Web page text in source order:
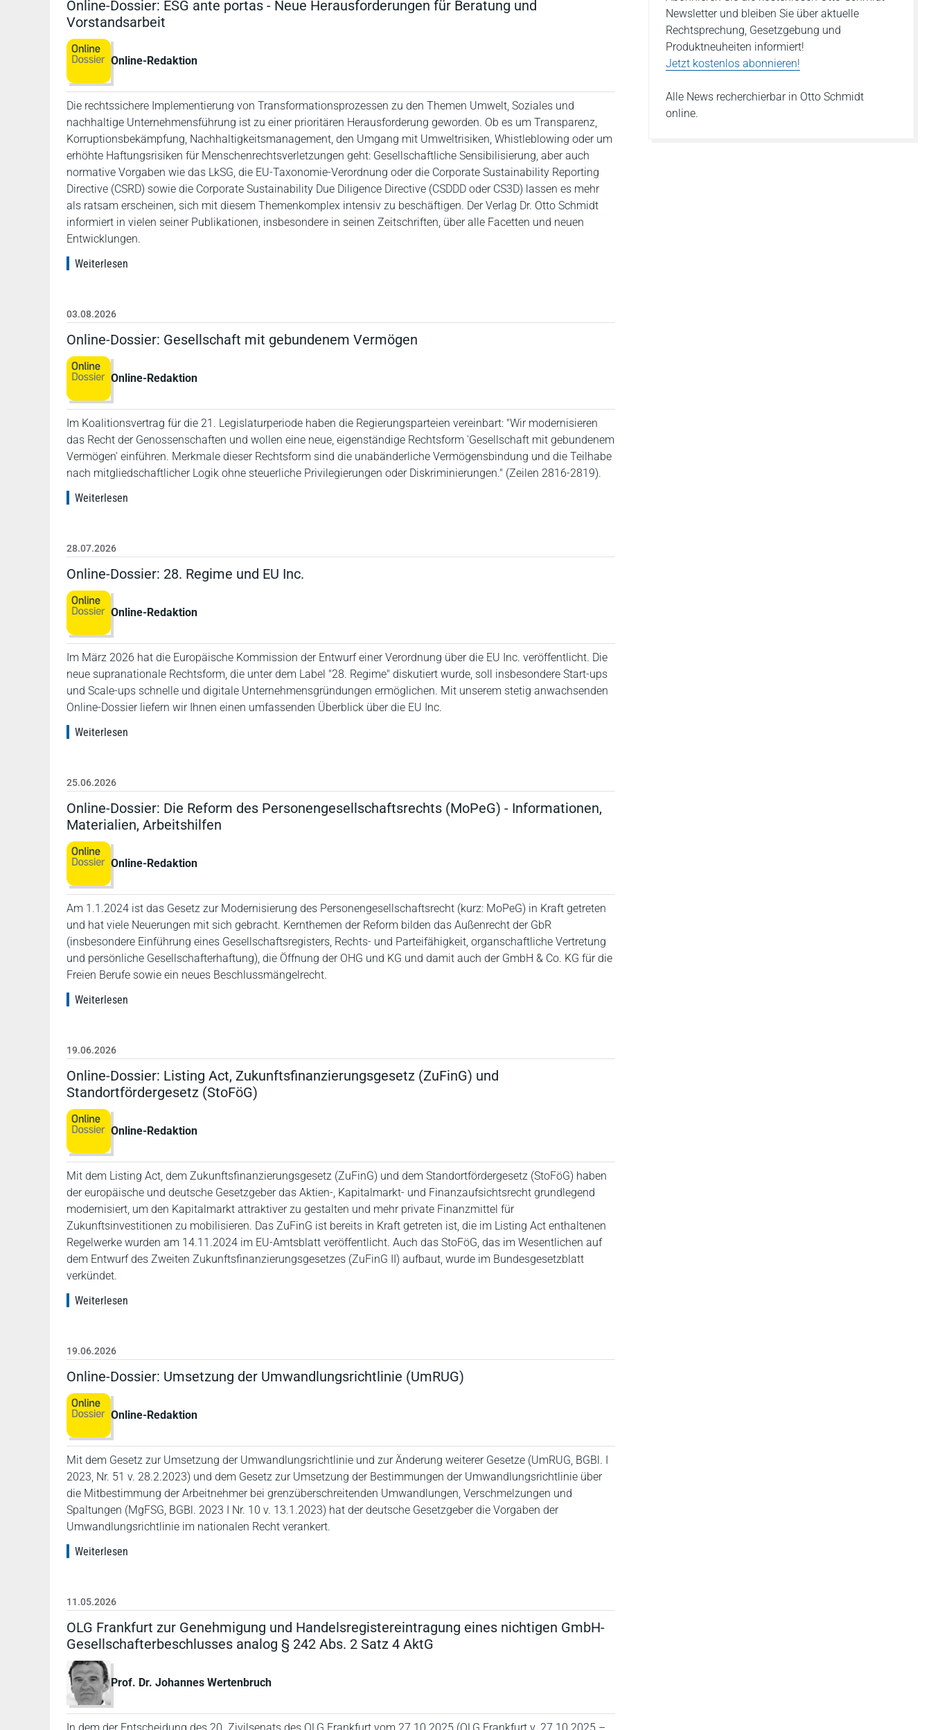
Online-Dossier: ESG ante portas - Neue Herausforderungen für Beratung und
Vorstandsarbeit
Online-Redaktion
Die rechtssichere Implementierung von Transformationsprozessen zu den Themen Umwelt, Soziales und
nachhaltige Unternehmensführung ist zu einer prioritären Herausforderung geworden. Ob es um Transparenz,
Korruptionsbekämpfung, Nachhaltigkeitsmanagement, den Umgang mit Umweltrisiken, Whistleblowing oder um
erhöhte Haftungsrisiken für Menschenrechtsverletzungen geht: Gesellschaftliche Sensibilisierung, aber auch
normative Vorgaben wie das LkSG, die EU-Taxonomie-Verordnung oder die Corporate Sustainability Reporting
Directive (CSRD) sowie die Corporate Sustainability Due Diligence Directive (CSDDD oder CS3D) lassen es mehr
als ratsam erscheinen, sich mit diesem Themenkomplex intensiv zu beschäftigen. Der Verlag Dr. Otto Schmidt
informiert in vielen seiner Publikationen, insbesondere in seinen Zeitschriften, über alle Facetten und neuen
Entwicklungen.
Weiterlesen
03.08.2026
Online-Dossier: Gesellschaft mit gebundenem Vermögen
Online-Redaktion
Im Koalitionsvertrag für die 21. Legislaturperiode haben die Regierungsparteien vereinbart: "Wir modernisieren
das Recht der Genossenschaften und wollen eine neue, eigenständige Rechtsform 'Gesellschaft mit gebundenem
Vermögen' einführen. Merkmale dieser Rechtsform sind die unabänderliche Vermögensbindung und die Teilhabe
nach mitgliedschaftlicher Logik ohne steuerliche Privilegierungen oder Diskriminierungen." (Zeilen 2816-2819).
Weiterlesen
28.07.2026
Online-Dossier: 28. Regime und EU Inc.
Online-Redaktion
Im März 2026 hat die Europäische Kommission der Entwurf einer Verordnung über die EU Inc. veröffentlicht. Die
neue supranationale Rechtsform, die unter dem Label "28. Regime" diskutiert wurde, soll insbesondere Start-ups
und Scale-ups schnelle und digitale Unternehmensgründungen ermöglichen. Mit unserem stetig anwachsenden
Online-Dossier liefern wir Ihnen einen umfassenden Überblick über die EU Inc.
Weiterlesen
25.06.2026
Online-Dossier: Die Reform des Personengesellschaftsrechts (MoPeG) - Informationen,
Materialien, Arbeitshilfen
Online-Redaktion
Am 1.1.2024 ist das Gesetz zur Modernisierung des Personengesellschaftsrecht (kurz: MoPeG) in Kraft getreten
und hat viele Neuerungen mit sich gebracht. Kernthemen der Reform bilden das Außenrecht der GbR
(insbesondere Einführung eines Gesellschaftsregisters, Rechts- und Parteifähigkeit, organschaftliche Vertretung
und persönliche Gesellschafterhaftung), die Öffnung der OHG und KG und damit auch der GmbH & Co. KG für die
Freien Berufe sowie ein neues Beschlussmängelrecht.
Weiterlesen
19.06.2026
Online-Dossier: Listing Act, Zukunftsfinanzierungsgesetz (ZuFinG) und
Standortfördergesetz (StoFöG)
Online-Redaktion
Mit dem Listing Act, dem Zukunftsfinanzierungsgesetz (ZuFinG) und dem Standortfördergesetz (StoFöG) haben
der europäische und deutsche Gesetzgeber das Aktien-, Kapitalmarkt- und Finanzaufsichtsrecht grundlegend
modernisiert, um den Kapitalmarkt attraktiver zu gestalten und mehr private Finanzmittel für
Zukunftsinvestitionen zu mobilisieren. Das ZuFinG ist bereits in Kraft getreten ist, die im Listing Act enthaltenen
Regelwerke wurden am 14.11.2024 im EU-Amtsblatt veröffentlicht. Auch das StoFöG, das im Wesentlichen auf
dem Entwurf des Zweiten Zukunftsfinanzierungsgesetzes (ZuFinG II) aufbaut, wurde im Bundesgesetzblatt
verkündet.
Weiterlesen
19.06.2026
Online-Dossier: Umsetzung der Umwandlungsrichtlinie (UmRUG)
Online-Redaktion
Mit dem Gesetz zur Umsetzung der Umwandlungsrichtlinie und zur Änderung weiterer Gesetze (UmRUG, BGBl. I
2023, Nr. 51 v. 28.2.2023) und dem Gesetz zur Umsetzung der Bestimmungen der Umwandlungsrichtlinie über
die Mitbestimmung der Arbeitnehmer bei grenzüberschreitenden Umwandlungen, Verschmelzungen und
Spaltungen (MgFSG, BGBl. 2023 I Nr. 10 v. 13.1.2023) hat der deutsche Gesetzgeber die Vorgaben der
Umwandlungsrichtlinie im nationalen Recht verankert.
Weiterlesen
11.05.2026
OLG Frankfurt zur Genehmigung und Handelsregistereintragung eines nichtigen GmbH-
Gesellschafterbeschlusses analog § 242 Abs. 2 Satz 4 AktG
Prof. Dr. Johannes Wertenbruch
In dem der Entscheidung des 20. Zivilsenats des OLG Frankfurt vom 27.10.2025 (OLG Frankfurt v. 27.10.2025 –
Newsletter und bleiben Sie über aktuelle
Rechtsprechung, Gesetzgebung und
Produktneuheiten informiert!
Jetzt kostenlos abonnieren!
Alle News recherchierbar in Otto Schmidt
online.